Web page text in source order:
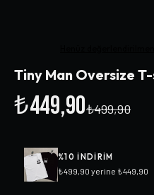
Tiny Man Oversize
₺449,90₺499,90
%10 INDIRIM
₺499,90 yerine ₺449,90